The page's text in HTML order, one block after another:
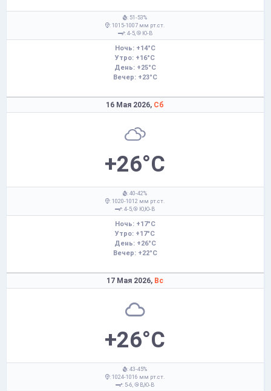
: 51-53%
: 1015-1007 мм рт.ст.
: 4-5,
Ю-В
Ночь: +14°C
Утро: +16°C
День: +25°C
Вечер: +23°C
16 Мая 2026, Сб
+26°C
: 40-42%
: 1020-1012 мм рт.ст.
: 4-5,
Ю,Ю-В
Ночь: +17°C
Утро: +17°C
День: +26°C
Вечер: +22°C
17 Мая 2026, Вс
+26°C
: 43-45%
: 1024-1016 мм рт.ст.
: 5-6,
В,Ю-В